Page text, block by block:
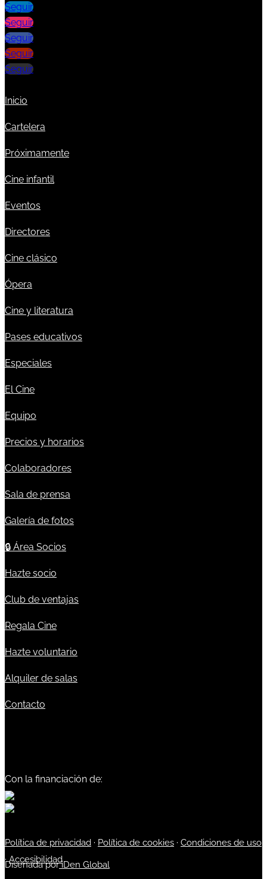
Seguir
Seguir
Seguir
Seguir
Seguir
Inicio
Cartelera
Próximamente
Cine infantil
Eventos
Directores
Cine clásico
Ópera
Cine y literatura
Pases educativos
Especiales
El Cine
Equipo
Precios y horarios
Colaboradores
Sala de prensa
Galería de fotos
🔒 Área Socios
Hazte socio
Club de ventajas
Regala Cine
Hazte voluntario
Alquiler de salas
Contacto
Con la financiación de:
Política de privacidad · Política de cookies · Condiciones de uso
·Accesibilidad
Diseñada poriDen Global